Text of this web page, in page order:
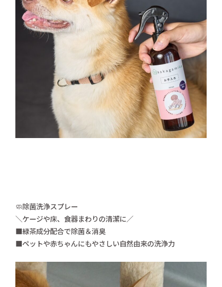
🧼除菌洗浄スプレー
＼ケージや床、食器まわりの清潔に／
■緑茶成分配合で除菌＆消臭
■ペットや赤ちゃんにもやさしい自然由来の洗浄力